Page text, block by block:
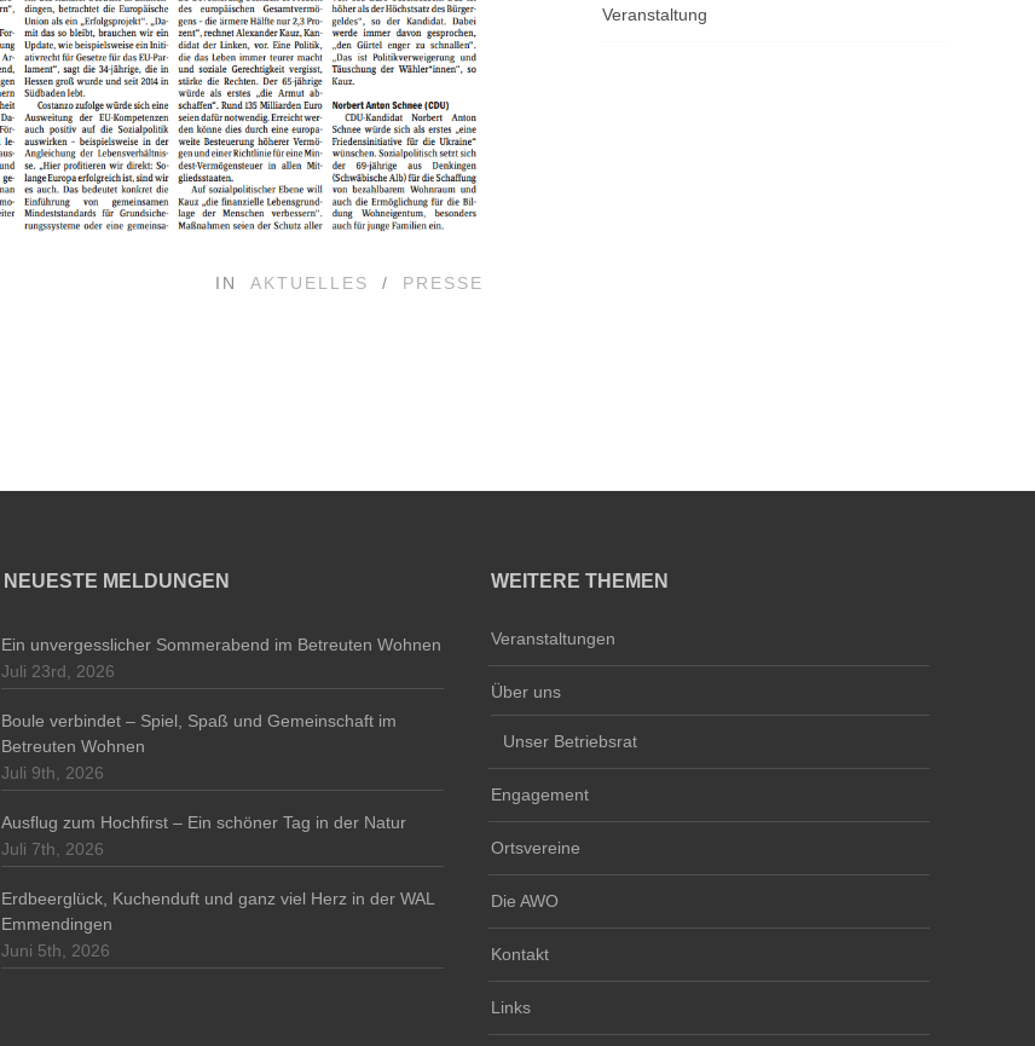
IN AKTUELLES / PRESSE
Veranstaltung
NEUESTE MELDUNGEN
Ein unvergesslicher Sommerabend im Betreuten Wohnen
Juli 23rd, 2026
Boule verbindet – Spiel, Spaß und Gemeinschaft im
Betreuten Wohnen
Juli 9th, 2026
Ausflug zum Hochfirst – Ein schöner Tag in der Natur
Juli 7th, 2026
Erdbeerglück, Kuchenduft und ganz viel Herz in der WAL
Emmendingen
Juni 5th, 2026
WEITERE THEMEN
Veranstaltungen
Über uns
Unser Betriebsrat
Engagement
Ortsvereine
Die AWO
Kontakt
Links